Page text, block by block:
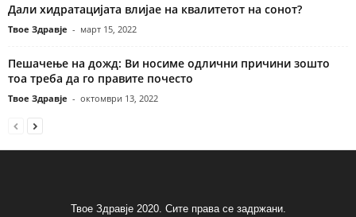
Дали хидратацијата влијае на квалитетот на сонот?
Твое Здравје - март 15, 2022
Пешачење на дожд: Ви носиме одлични причини зошто
тоа треба да го правите почесто
Твое Здравје - октомври 13, 2022
Твое Здравје 2020. Сите права се задржани.